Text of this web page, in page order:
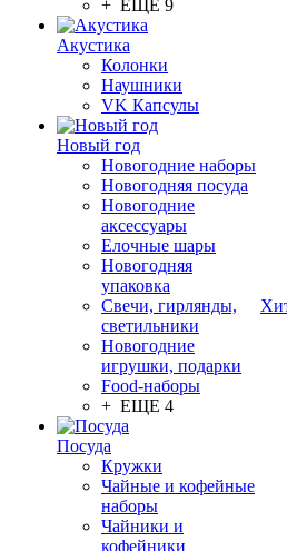
+ ЕЩЕ 9
Акустика
Колонки
Наушники
VK Капсулы
Новый год
Новогодние наборы
Новогодняя посуда
Новогодние
аксессуары
Елочные шары
Новогодняя
упаковка
Свечи, гирлянды,
светильники
Новогодние
игрушки, подарки
Food-наборы
+ ЕЩЕ 4
Посуда
Кружки
Чайные и кофейные
наборы
Чайники и
кофейники